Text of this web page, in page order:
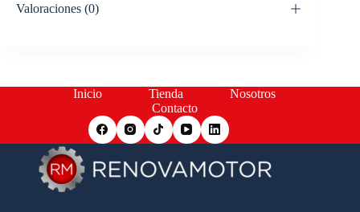
Valoraciones (0)
Inicio Tienda
Nosotros
Contacto